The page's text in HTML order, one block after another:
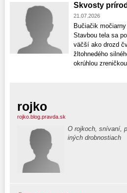
Skvosty
21.07.2026
Bučiačik
Stavbou tela sa
väčší ako drozd
žltohnedého
okrúhlou
rojko
rojko.blog.pravda.sk
O rojkoch, snívaní,
iných drobnostiach